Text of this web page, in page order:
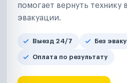
помогает вернуть технику
эвакуации.
Выезд 24/7 Без
Оплата по результату